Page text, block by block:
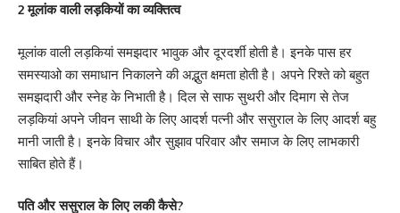
2 मूलांक वाली लड़कियों का व्यक्तित्व
मूलांक वाली लड़कियां समझदार भावुक और दूरदर्शी होती है। इनके पास हर
समस्याओ का समाधान निकालने की अद्भुत क्षमता होती है। अपने रिश्ते को बहुत
समझदारी और स्नेह के निभाती है। दिल से साफ सुथरी और दिमाग से तेज
लड़कियां अपने जीवन साथी के लिए आदर्श पत्नी और ससुराल के लिए आदर्श बहु
मानी जाती है। इनके विचार और सुझाव परिवार और समाज के लिए लाभकारी
साबित होते हैं।
पति और ससुराल के लिए लकी कैसे?